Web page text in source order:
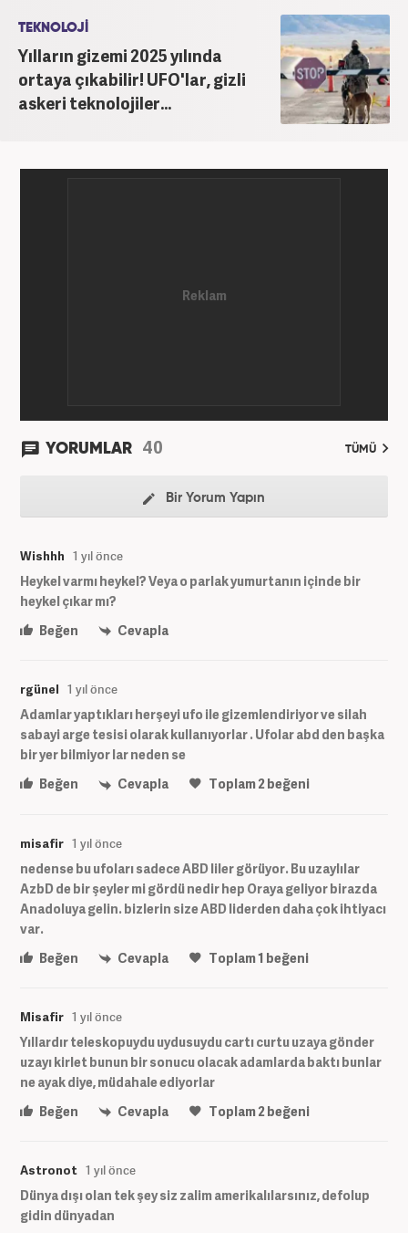
TEKNOLOJİ
Yılların gizemi 2025 yılında
ortaya çıkabilir! UFO'lar, gizli
askeri teknolojiler...
YORUMLAR 40 TÜMÜ
Bir Yorum Yapın
Wishhh 1 yıl önce
Heykel varmı heykel? Veya o parlak yumurtanın içinde bir
heykel çıkar mı?
Beğen
Cevapla
rgünel 1 yıl önce
Adamlar yaptıkları herşeyi ufo ile gizemlendiriyor ve silah
sabayi arge tesisi olarak kullanıyorlar . Ufolar abd den başka
bir yer bilmiyor lar neden se
Beğen
Cevapla Toplam2beğeni
misafir 1 yıl önce
nedense bu ufoları sadece ABD liler görüyor. Bu uzaylılar
AzbD de bir şeyler mi gördü nedir hep Oraya geliyor birazda
Anadoluya gelin. bizlerin size ABD liderden daha çok ihtiyacı
var.
Beğen
Cevapla Toplam1 beğeni
Misafir 1 yıl önce
Yıllardır teleskopuydu uydusuydu cartı curtu uzaya gönder
uzayı kirlet bunun bir sonucu olacak adamlarda baktı bunlar
ne ayak diye, müdahale ediyorlar
Beğen
Cevapla Toplam2beğeni
Astronot 1 yıl önce
Dünya dışı olan tek şey siz zalim amerikalılarsınız, defolup
gidin dünyadan